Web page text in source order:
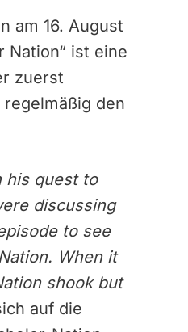
am 16. August
Nation“ ist eine
zuerst
den
his quest to
discussing
to see
When it
shook but
auf die